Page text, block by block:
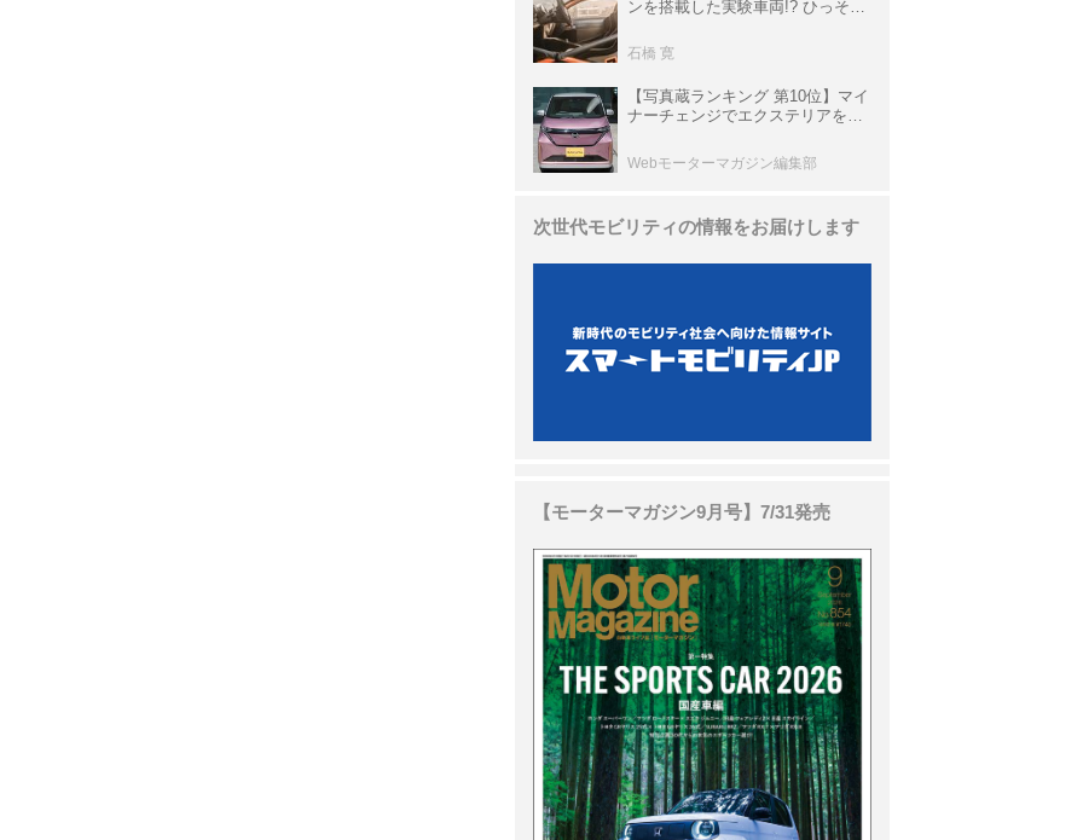
ンを搭載した実験車両!? ひっそり
P900 プロトタイプ」とは
石橋 寛
【写真蔵ランキング 第10位】マイ
ナーチェンジでエクステリアを刷
クラ」
Webモーターマガジン編集部
次世代モビリティの情報をお届けします
【モーターマガジン9月号】7/31発売